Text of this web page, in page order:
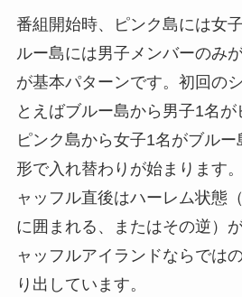
番組開始時、ピンク島には女
ルー島には男子メンバーのみ
が基本パターンです。初回の
とえばブルー島から男子1名が
ピンク島から女子1名がブルー
形で入れ替わりが始まります
ャッフル直後はハーレム状態
に囲まれる、またはその逆）
ャッフルアイランドならでは
り出しています。